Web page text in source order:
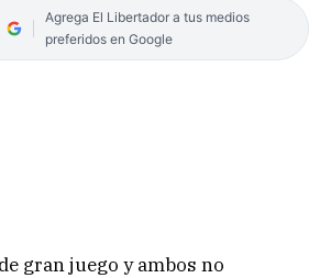
Agrega El Libertador a tus medios
preferidos en Google
gran juego y ambos no